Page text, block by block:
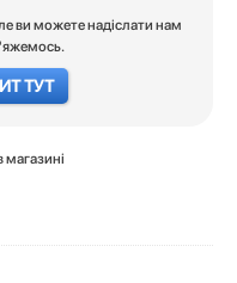
ви можете надіслати нам
ТУТ
магазині